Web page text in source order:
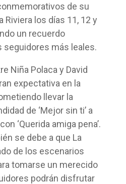
de su
Riviera los días 11, 12 y
un recuerdo
seguidores más leales.
Niña Polaca y David
expectativa en la
llevar la
de ‘Mejor sin ti’ a
‘Querida amiga pena’.
se debe a que La
de los escenarios
tomarse un merecido
podrán disfrutar